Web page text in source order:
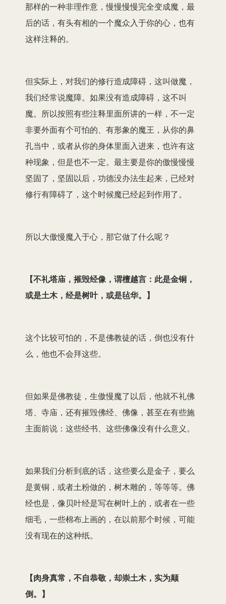
那样的一种非理作意，慢慢慢慢完全变成魔，最
后的话，有头有相的一个魔众入于你的心，也有
这样注释的。
但实际上，对我们的修行造成障碍，这叫做魔，
我们经常说魔障。如果没有造成障碍，这不叫
魔。所以按照有些注释里面所讲的一样，不一定
非要外面有个可怕的、有形象的魔王，从你的鼻
孔当中，或者从你的身体里面入进来，也许有这
种现象，但是也不一定。最主要是你的傲慢慢慢
坚固了，坚固以后，功德没办法生起来，已经对
修行有障碍了，这个时候魔已经起到作用了。
所以大傲慢魔入于心，那它做了什么呢？
【不礼塔庙，摧毁经像，谓檀越言：此是金铜，
或是土木，经是树叶，或是毡华。 】
这个比较可怕的，不是佛教徒的话，倒也没有什
么，他也不会拜这些。
但如果是佛教徒，生傲慢魔了以后，他就不礼佛
塔、寺庙，还有摧毁佛经、佛像，甚至在有些施
主面前说：这些经书、这些佛像没有什么意义。
如果我们分析到底的话，这些要么是金子，要么
是黄铜，或者土粉做的，树木雕的，等等等。佛
经也是，像贝叶经是写在树叶上的，或者在一些
细毛，一些棉布上画的，在以前那个时候，可能
没有现在的这种纸。
【肉身真常，不自恭敬，却崇土木，实为颠
倒。 】